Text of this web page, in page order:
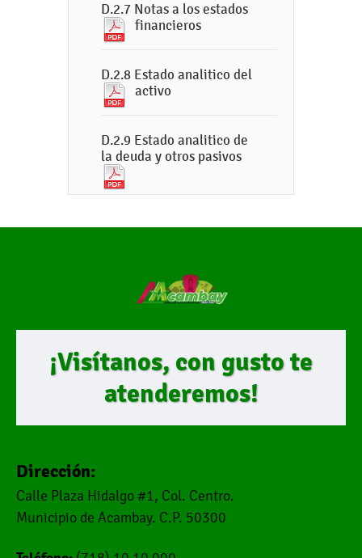
D.2.7 Notas a los estados
financieros
D.2.8 Estado analitico del
activo
D.2.9 Estado analitico de
la deuda y otros pasivos
¡Visítanos, con gusto te
atenderemos!
Dirección:
Calle Plaza Hidalgo #1, Col. Centro.
Municipio de Acambay. C.P. 50300